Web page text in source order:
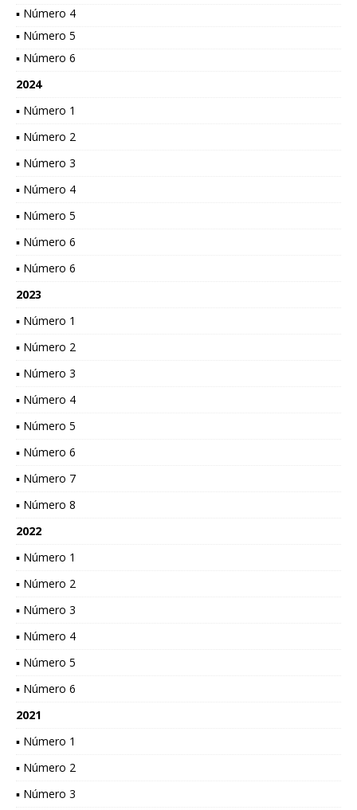
▪ Número 4
▪ Número 5
▪ Número 6
2024
▪ Número 1
▪ Número 2
▪ Número 3
▪ Número 4
▪ Número 5
▪ Número 6
▪ Número 6
2023
▪ Número 1
▪ Número 2
▪ Número 3
▪ Número 4
▪ Número 5
▪ Número 6
▪ Número 7
▪ Número 8
2022
▪ Número 1
▪ Número 2
▪ Número 3
▪ Número 4
▪ Número 5
▪ Número 6
2021
▪ Número 1
▪ Número 2
▪ Número 3